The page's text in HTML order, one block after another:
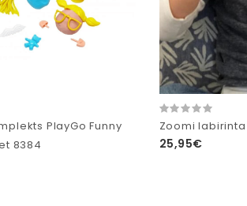
PlayGo Funny
8384
Zoomi
25,95€